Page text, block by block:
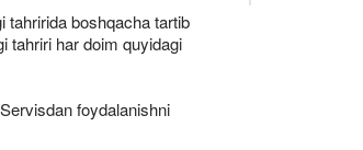
tahririda boshqacha tartib
tahriri har doim quyidagi
foydalanishni